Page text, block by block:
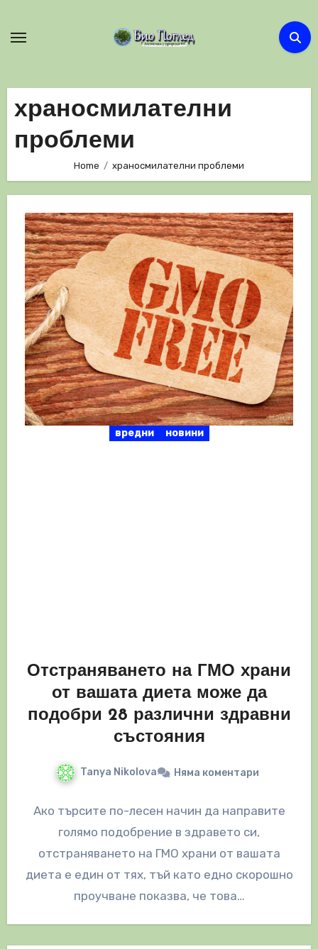
храносмилателни
проблеми
Home храносмилателни проблеми
вредни новини
Отстраняването на ГМО храни
от вашата диета може да
подобри 28 различни здравни
състояния
Tanya Nikolova Няма коментари
Ако търсите по-лесен начин да направите
голямо подобрение в здравето си,
отстраняването на ГМО храни от вашата
диета е един от тях, тъй като едно скорошно
проучване показва, че това…